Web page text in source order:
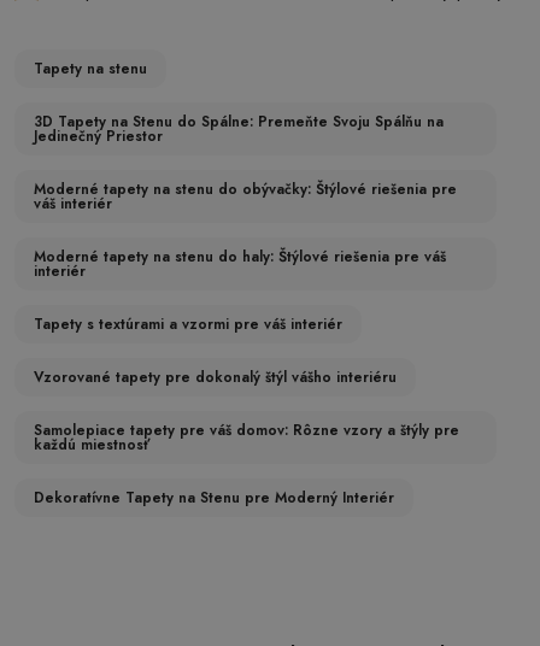
Tapety na stenu
3D Tapety na Stenu do Spálne: Premeňte Svoju Spálňu na
Jedinečný Priestor
Moderné tapety na stenu do obývačky: Štýlové riešenia pre
váš interiér
Moderné tapety na stenu do haly: Štýlové riešenia pre váš
interiér
Tapety s textúrami a vzormi pre váš interiér
Vzorované tapety pre dokonalý štýl vášho interiéru
Samolepiace tapety pre váš domov: Rôzne vzory a štýly pre
každú miestnosť
Dekoratívne Tapety na Stenu pre Moderný Interiér